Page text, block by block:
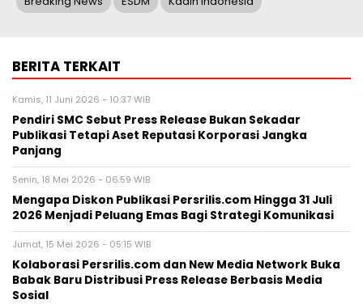
BERITA TERKAIT
Kamis, 11 Juni 2026 - 10:37 WIB
Pendiri SMC Sebut Press Release Bukan Sekadar
Publikasi Tetapi Aset Reputasi Korporasi Jangka
Panjang
Senin, 18 Mei 2026 - 06:59 WIB
Mengapa Diskon Publikasi Persrilis.com Hingga 31 Juli
2026 Menjadi Peluang Emas Bagi Strategi Komunikasi
Jumat, 15 Mei 2026 - 05:15 WIB
Kolaborasi Persrilis.com dan New Media Network Buka
Babak Baru Distribusi Press Release Berbasis Media
Sosial